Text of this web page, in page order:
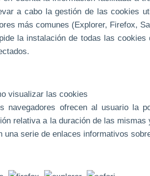
a cabo la gestión de las cookies
más comunes (Explorer, Firefox,
la instalación de todas las
visualizar las cookies
navegadores ofrecen al usuario la
relativa a la duración de las
una serie de enlaces informativos